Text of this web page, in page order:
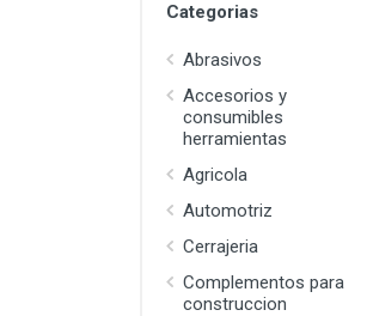
Categorias
Abrasivos
Accesorios y
consumibles
herramientas
Agricola
Automotriz
Cerrajeria
Complementos para
construccion